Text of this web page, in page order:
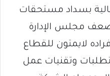
بسداد مستحقات
مجلس الإدارة
لايمتون للقطاع
وتقنيات عمل